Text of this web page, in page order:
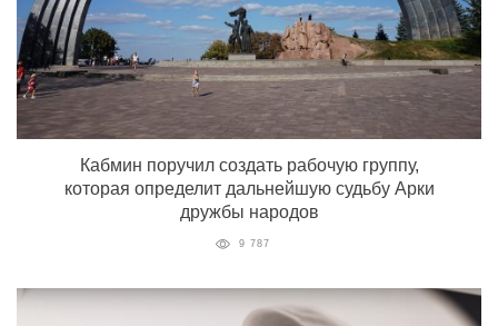
Кабмин поручил создать рабочую группу,
которая определит дальнейшую судьбу Арки
дружбы народов
9 787